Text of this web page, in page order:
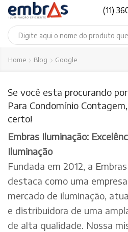
(11)
Home Blog Google
Se você esta procurando
Para Condomínio
certo!
Embras Iluminação:
Iluminação
Fundada em 2012, a
destaca como uma
mercado de iluminação,
e distribuidora de uma
de alta qualidade. Nossa